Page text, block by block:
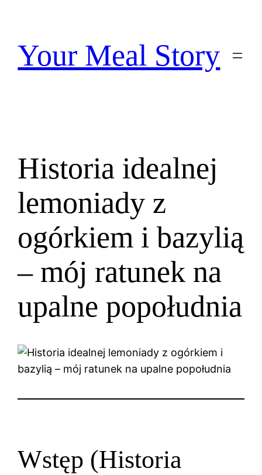
treściYour Meal Story
Historia idealnej
lemoniady z
ogórkiem i bazylią
– mój ratunek na
upalne popołudnia
Wstęp (Historia